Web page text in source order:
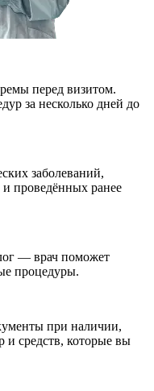
перед визитом.
за несколько дней до
заболеваний,
проведённых ранее
— врач поможет
процедуры.
при наличии,
и средств, которые вы